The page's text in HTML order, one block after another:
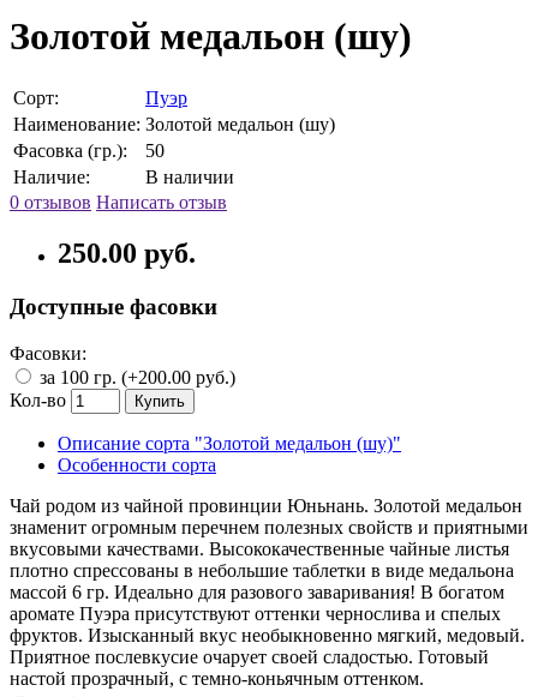
Золотой медальон (шу)
Сорт:
Пуэр
Наименование: Золотой медальон (шу)
Фасовка (гр.):
50
Наличие:
В наличии
0 отзывов Написать отзыв
250.00 руб.
Доступные фасовки
Фасовки:
за 100 гр. (+200.00 руб.)
Кол-во
Купить
Описание сорта "Золотой медальон (шу)"
Особенности сорта
Чай родом из чайной провинции Юньнань. Золотой медальон
знаменит огромным перечнем полезных свойств и приятными
вкусовыми качествами. Высококачественные чайные листья
плотно спрессованы в небольшие таблетки в виде медальона
массой 6 гр. Идеально для разового заваривания! В богатом
аромате Пуэра присутствуют оттенки чернослива и спелых
фруктов. Изысканный вкус необыкновенно мягкий, медовый.
Приятное послевкусие очарует своей сладостью. Готовый
настой прозрачный, с темно-коньячным оттенком.